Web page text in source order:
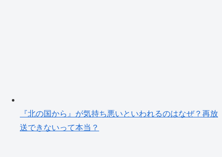
『北の国から』が気持ち悪いといわれるのはなぜ？再放
送できないって本当？